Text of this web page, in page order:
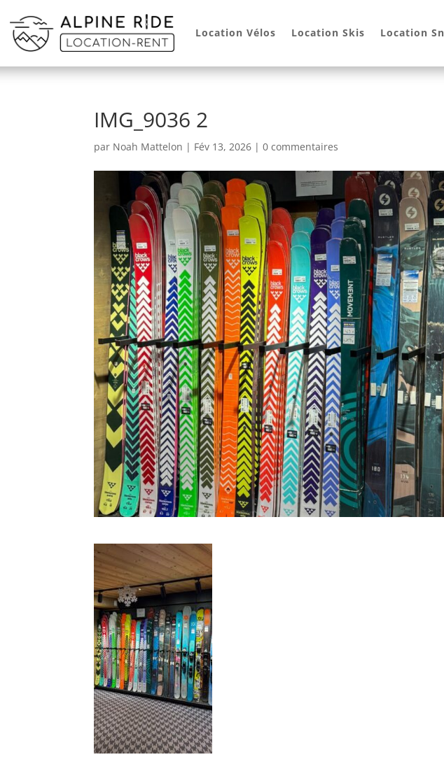
Location Vélos Location Skis Location
IMG_9036 2
par Noah Mattelon | Fév 13, 2026 |0 commentaires